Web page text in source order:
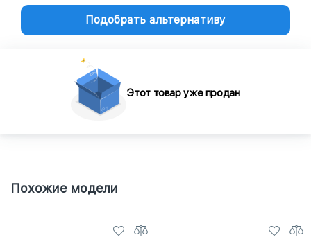
Подобрать альтернативу
Этот товар уже продан
Похожие модели